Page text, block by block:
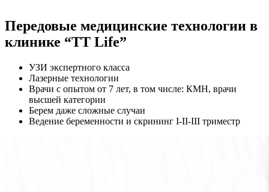
Передовые медицинские технологии в
клинике “TT Life”
УЗИ экспертного класса
Лазерные технологии
Врачи с опытом от 7 лет, в том числе: КМН, врачи
высшей категории
Берем даже сложные случаи
Ведение беременности и скрининг I-II-III триместр